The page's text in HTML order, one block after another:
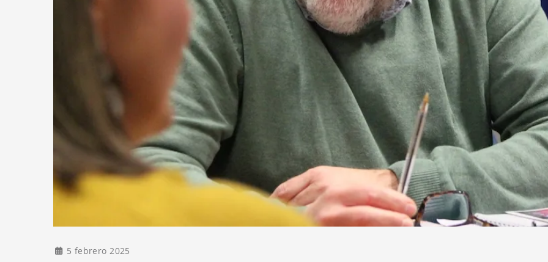
5 febrero 2025